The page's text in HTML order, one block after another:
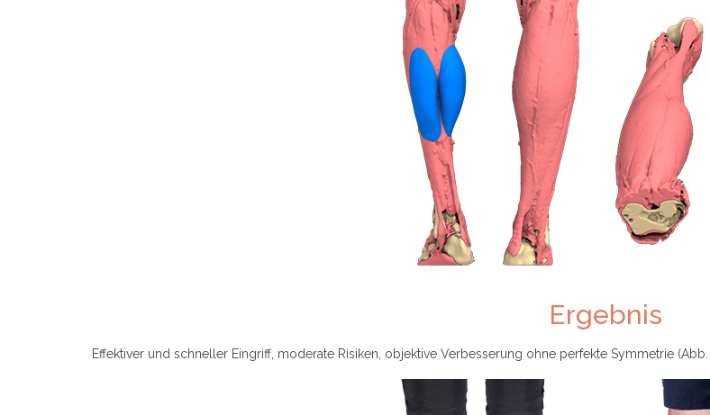
Ergebnis
Effektiver und schneller Eingriff, moderate Risiken, objektive Verbesserung ohne perfekte Symmetrie (Abb.